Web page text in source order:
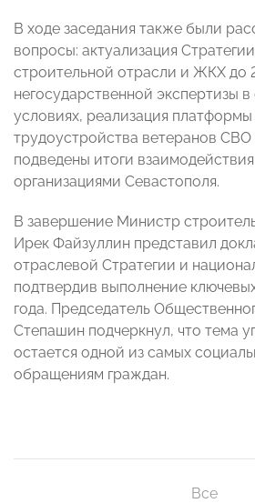
В ходе заседания также были
вопросы: актуализация
строительной отрасли и ЖКХ до
негосударственной экспертизы
условиях, реализация платформы
трудоустройства ветеранов
подведены итоги
организациями Севастополя.
В завершение Министр
Ирек Файзуллин представил
отраслевой Стратегии и
подтвердив выполнение
года. Председатель
Степашин подчеркнул, что тема
остается одной из самых
обращениям граждан.
Все